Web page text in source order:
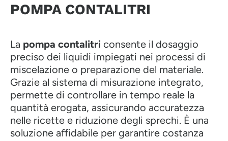
POMPA CONTALITRI
La pompa contalitri consente il dosaggio
preciso dei liquidi impiegati nei processi di
miscelazione o preparazione del materiale.
Grazie al sistema di misurazione integrato,
permette di controllare in tempo reale la
quantità erogata, assicurando accuratezza
nelle ricette e riduzione degli sprechi. È una
soluzione affidabile per garantire costanza